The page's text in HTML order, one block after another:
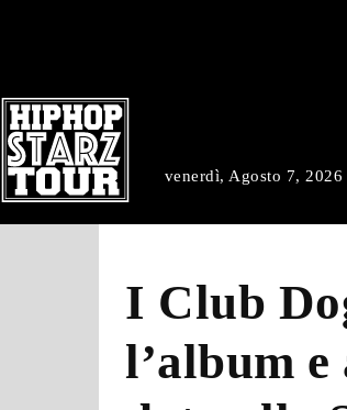
venerdì, Agosto 7, 2026
I Club
l’album